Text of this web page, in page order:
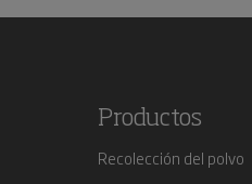
Productos
Recolección del polvo